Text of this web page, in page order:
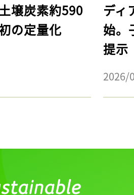
壌炭素約590
の定量化
ディ
始。
提示
2026/